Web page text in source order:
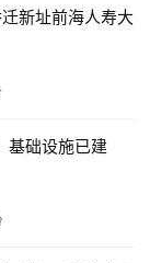
务而言，谁是核
新址前海人寿大
基础设施已建